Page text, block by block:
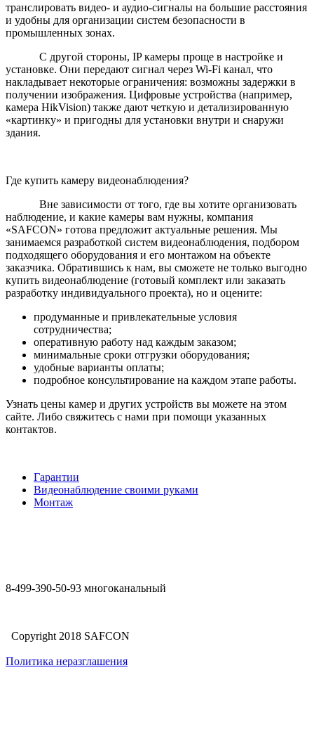
транслировать видео- и аудио-сигналы на большие расстояния
и удобны для организации систем безопасности в
промышленных зонах.
С другой стороны, IP камеры проще в настройке и
установке. Они передают сигнал через Wi-Fi канал, что
накладывает некоторые ограничения: возможны задержки в
получении изображения. Цифровые устройства (например,
камера HikVision) также дают четкую и детализированную
«картинку» и пригодны для установки внутри и снаружи
здания.
Где купить камеру видеонаблюдения?
Вне зависимости от того, где вы хотите организовать
наблюдение, и какие камеры вам нужны, компания
«SAFCON» готова предложит актуальные решения. Мы
занимаемся разработкой систем видеонаблюдения, подбором
подходящего оборудования и его монтажом на объекте
заказчика. Обратившись к нам, вы сможете не только выгодно
купить видеонаблюдение (готовый комплект или заказать
разработку индивидуального проекта), но и оцените:
продуманные и привлекательные условия
сотрудничества;
оперативную работу над каждым заказом;
минимальные сроки отгрузки оборудования;
удобные варианты оплаты;
подробное консультирование на каждом этапе работы.
Узнать цены камер и других устройств вы можете на этом
сайте. Либо свяжитесь с нами при помощи указанных
контактов.
Гарантии
Видеонаблюдение своими руками
Монтаж
8-499-390-50-93 многоканальный
Copyright 2018 SAFCON
Политика неразглашения